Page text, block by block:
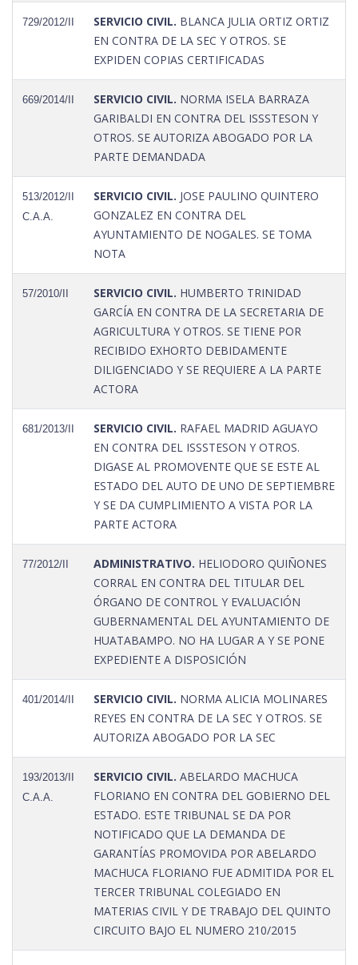
729/2012/II SERVICIO CIVIL. BLANCA JULIA ORTIZ ORTIZ
EN CONTRA DE LA SEC Y OTROS. SE
EXPIDEN COPIAS CERTIFICADAS
669/2014/II SERVICIO CIVIL. NORMA ISELA BARRAZA
GARIBALDI EN CONTRA DEL ISSSTESON Y
OTROS. SE AUTORIZA ABOGADO POR LA
PARTE DEMANDADA
513/2012/II
C.A.A.
SERVICIO CIVIL. JOSE PAULINO QUINTERO
GONZALEZ EN CONTRA DEL
AYUNTAMIENTO DE NOGALES. SE TOMA
NOTA
57/2010/II SERVICIO CIVIL. HUMBERTO TRINIDAD
GARCÍA EN CONTRA DE LA SECRETARIA DE
AGRICULTURA Y OTROS. SE TIENE POR
RECIBIDO EXHORTO DEBIDAMENTE
DILIGENCIADO Y SE REQUIERE A LA PARTE
ACTORA
681/2013/II SERVICIO CIVIL. RAFAEL MADRID AGUAYO
EN CONTRA DEL ISSSTESON Y OTROS.
DIGASE AL PROMOVENTE QUE SE ESTE AL
ESTADO DEL AUTO DE UNO DE SEPTIEMBRE
Y SE DA CUMPLIMIENTO A VISTA POR LA
PARTE ACTORA
77/2012/II ADMINISTRATIVO. HELIODORO QUIÑONES
CORRAL EN CONTRA DEL TITULAR DEL
ÓRGANO DE CONTROL Y EVALUACIÓN
GUBERNAMENTAL DEL AYUNTAMIENTO DE
HUATABAMPO. NO HA LUGAR A Y SE PONE
EXPEDIENTE A DISPOSICIÓN
401/2014/II SERVICIO CIVIL. NORMA ALICIA MOLINARES
REYES EN CONTRA DE LA SEC Y OTROS. SE
AUTORIZA ABOGADO POR LA SEC
193/2013/II
C.A.A.
SERVICIO CIVIL. ABELARDO MACHUCA
FLORIANO EN CONTRA DEL GOBIERNO DEL
ESTADO. ESTE TRIBUNAL SE DA POR
NOTIFICADO QUE LA DEMANDA DE
GARANTÍAS PROMOVIDA POR ABELARDO
MACHUCA FLORIANO FUE ADMITIDA POR EL
TERCER TRIBUNAL COLEGIADO EN
MATERIAS CIVIL Y DE TRABAJO DEL QUINTO
CIRCUITO BAJO EL NUMERO 210/2015